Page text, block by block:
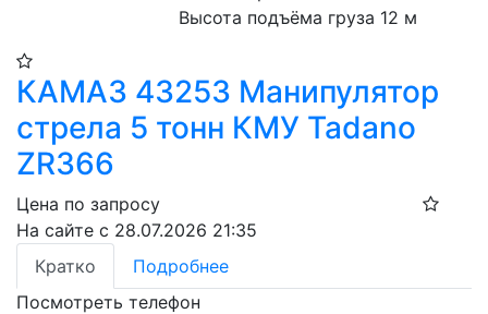
Высота подъёма груза 12 м
КАМАЗ 43253 Манипулятор
стрела 5 тонн КМУ Tadano
ZR366
Цена по запросу
На сайте с 28.07.2026 21:35
Кратко
Подробнее
Посмотреть телефон